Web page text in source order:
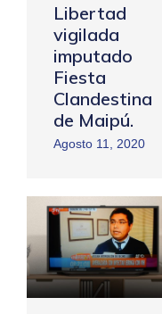
Libertad
vigilada
imputado
Fiesta
Clandestina
de Maipú.
Agosto 11, 2020